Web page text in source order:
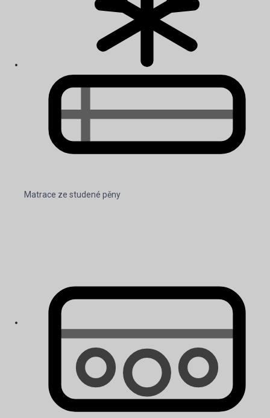
Matrace ze studené pěny